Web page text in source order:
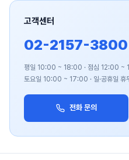
고객센터
02-2157-3800
평일 10:00 ~ 18:00 · 점심 12:00 ~
토요일 10:00 ~ 17:00 · 일·공휴일 휴
전화 문의